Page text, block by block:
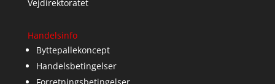
Vejdirektoratet
Handelsinfo
Byttepallekoncept
Handelsbetingelser